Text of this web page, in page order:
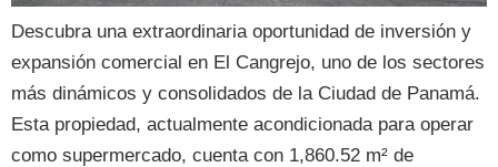
Descubra una extraordinaria oportunidad de inversión y
expansión comercial en El Cangrejo, uno de los sectores
más dinámicos y consolidados de la Ciudad de Panamá.
Esta propiedad, actualmente acondicionada para operar
como supermercado, cuenta con 1,860.52 m² de